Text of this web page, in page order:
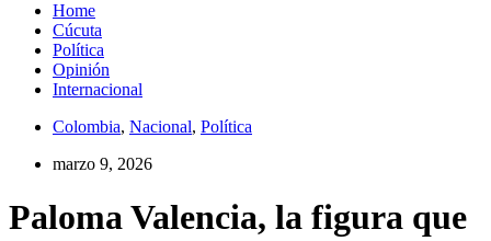
Home
Cúcuta
Política
Opinión
Internacional
Colombia, Nacional, Política
marzo 9, 2026
Paloma Valencia, la figura que